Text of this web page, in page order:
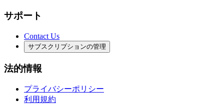
サポート
Contact Us
サブスクリプションの管理
法的情報
プライバシーポリシー
利用規約